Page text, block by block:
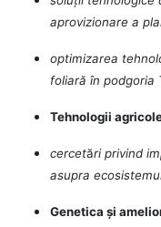
aprovizionare a
optimizarea
foliară în podgoria
Tehnologii
cercetări privind
asupra
Genetica și